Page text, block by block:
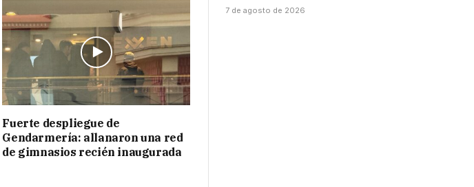
Fuerte despliegue de
Gendarmería: allanaron una red
de gimnasios recién inaugurada
7 de agosto de 2026